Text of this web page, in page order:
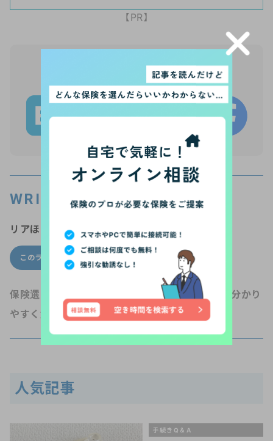
【PR】
この記事をシェア
WRITER’S PROFILE
リアほMAGAZINE編集局
このライターの他の記事 ライター一覧
保険選びのリアルな情報やノウハウをシンプルに分かり
やすく解説するリアほ編集局です。
人気記事
手続きQ＆A